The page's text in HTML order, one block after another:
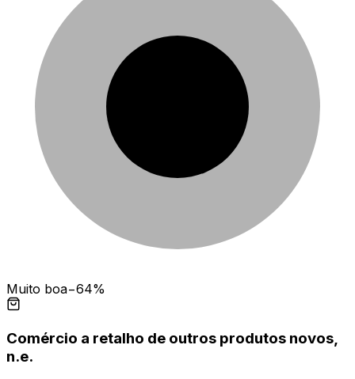
Muito boa−64%
Comércio a retalho de outros produtos novos,
n.e.